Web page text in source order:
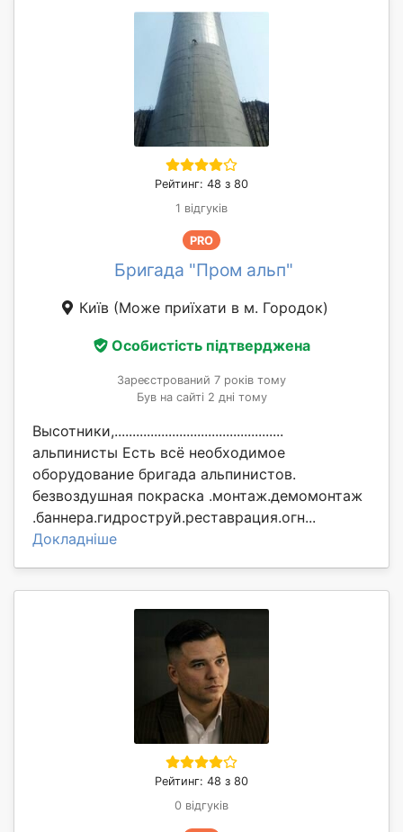
Рейтинг: 48 з 80
1 відгуків
PRO
Бригада "Пром альп"
Київ (Може приїхати в м. Городок)
Особистість підтверджена
Зареєстрований 7 років тому
Був на сайті 2 дні тому
Высотники,...............................................
альпинисты Есть всё необходимое
оборудование бригада альпинистов.
безвоздушная покраска .монтаж.демомонтаж
.баннера.гидроструй.реставрация.огн...
Докладніше
Рейтинг: 48 з 80
0 відгуків